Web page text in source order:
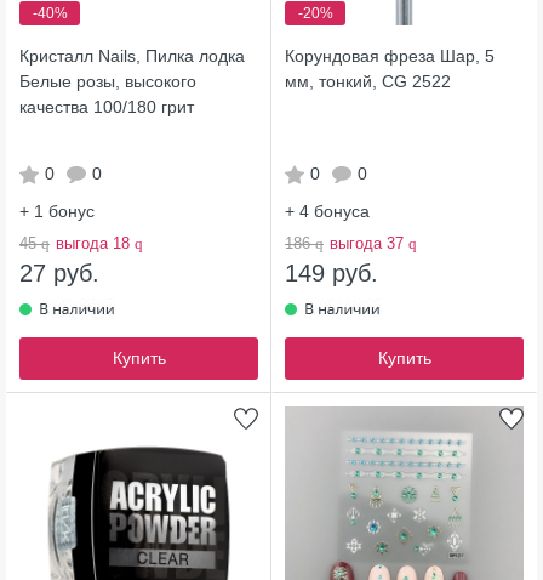
-40%
Кристалл Nails, Пилка лодка
Белые розы, высокого
качества 100/180 грит
0
0
+ 1 бонус
45q выгода 18 q
27 руб.
Купить
-20%
Корундовая фреза Шар, 5
мм, тонкий, CG 2522
0
0
+ 4 бонуса
186q выгода 37 q
149 руб.
Купить